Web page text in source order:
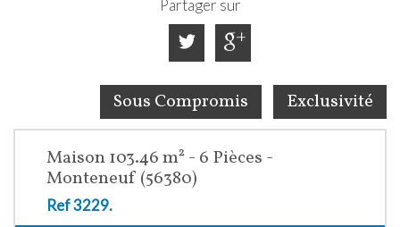
Partager sur
Sous Compromis Exclusivité
Maison 103.46 m² - 6 Pièces -
Monteneuf (56380)
Ref 3229.